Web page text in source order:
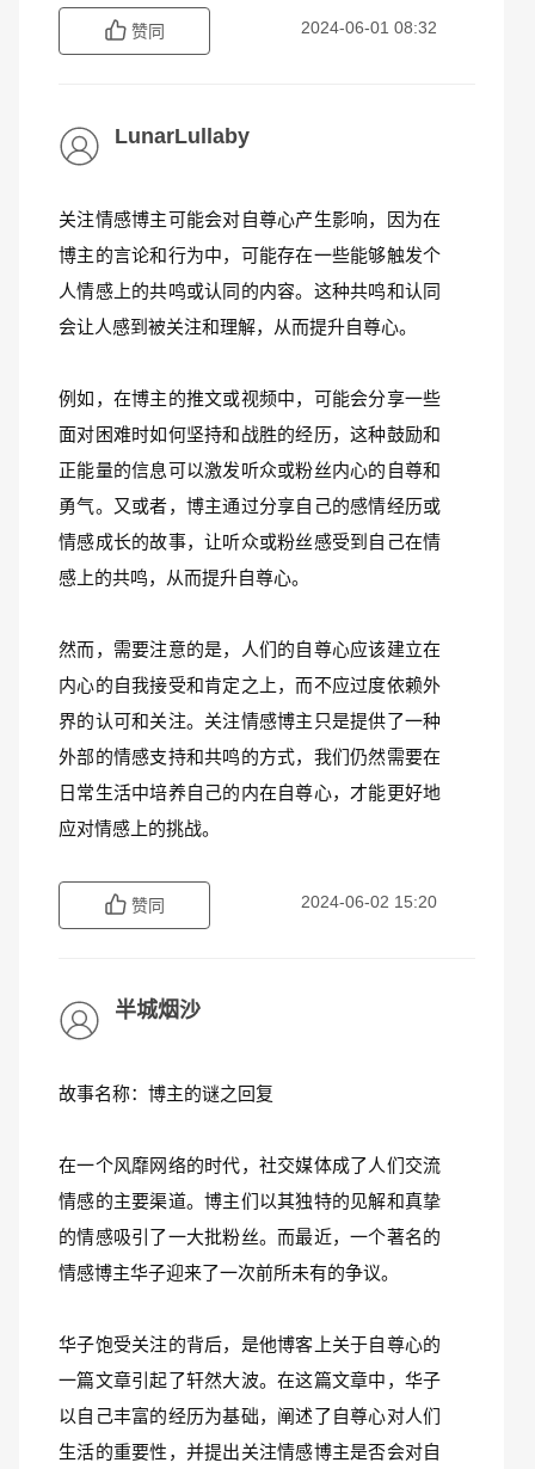
赞同 2024-06-01 08:32
LunarLullaby
关注情感博主可能会对自尊心产生影响，因为在
博主的言论和行为中，可能存在一些能够触发个
人情感上的共鸣或认同的内容。这种共鸣和认同
会让人感到被关注和理解，从而提升自尊心。
例如，在博主的推文或视频中，可能会分享一些
面对困难时如何坚持和战胜的经历，这种鼓励和
正能量的信息可以激发听众或粉丝内心的自尊和
勇气。又或者，博主通过分享自己的感情经历或
情感成长的故事，让听众或粉丝感受到自己在情
感上的共鸣，从而提升自尊心。
然而，需要注意的是，人们的自尊心应该建立在
内心的自我接受和肯定之上，而不应过度依赖外
界的认可和关注。关注情感博主只是提供了一种
外部的情感支持和共鸣的方式，我们仍然需要在
日常生活中培养自己的内在自尊心，才能更好地
应对情感上的挑战。
赞同 2024-06-02 15:20
半城烟沙
故事名称：博主的谜之回复
在一个风靡网络的时代，社交媒体成了人们交流
情感的主要渠道。博主们以其独特的见解和真挚
的情感吸引了一大批粉丝。而最近，一个著名的
情感博主华子迎来了一次前所未有的争议。
华子饱受关注的背后，是他博客上关于自尊心的
一篇文章引起了轩然大波。在这篇文章中，华子
以自己丰富的经历为基础，阐述了自尊心对人们
生活的重要性，并提出关注情感博主是否会对自